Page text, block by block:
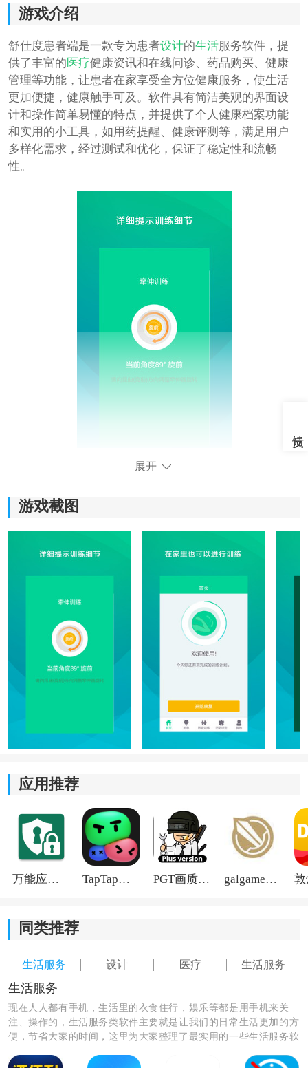
游戏介绍
舒仕度患者端是一款专为患者设计的生活服务软件，提
供了丰富的医疗健康资讯和在线问诊、药品购买、健康
管理等功能，让患者在家享受全方位健康服务，使生活
更加便捷，健康触手可及。软件具有简洁美观的界面设
计和操作简单易懂的特点，并提供了个人健康档案功能
和实用的小工具，如用药提醒、健康评测等，满足用户
多样化需求，经过测试和优化，保证了稳定性和流畅
性。
1)提供最新的医疗健康资讯，让患者及时获取专业知识，
更好地了解自身健康状况。
3)提供方便快捷的药品购买功能，用户可以通过软件直接
购买所需药品，省去了找药店的麻烦。
4)提供个人健康档案功能，患者可以记录自己的健康数
据，进行健康管理和跟踪，更好地掌握自己的健康状
《舒仕度患者端》软件优势：
息，提升了使用体验。
展开
游戏截图
应用推荐
万能应用隐藏 TapTap国际版2026 PGT画质助手旧版 galgame游戏盒子2026
同类推荐
生活服务 设计 医疗 生活服务
生活服务
现在人人都有手机，生活里的衣食住行，娱乐等都是用手机来关
注、操作的，生活服务类软件主要就是让我们的日常生活更加的方
便，节省大家的时间，这里为大家整理了最实用的一些生活服务软